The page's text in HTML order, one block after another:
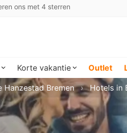
ons met 4 sterren
Korte vakantie Outlet
Hanzestad Bremen Hotels in